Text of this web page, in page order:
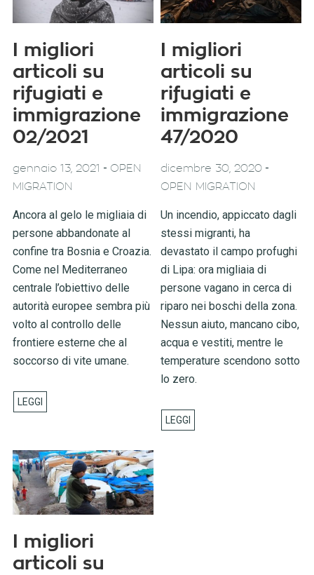
I migliori
articoli su
rifugiati e
immigrazione
02/2021
gennaio 13, 2021 - OPEN
MIGRATION
Ancora al gelo le migliaia di
persone abbandonate al
confine tra Bosnia e Croazia.
Come nel Mediterraneo
centrale l’obiettivo delle
autorità europee sembra più
volto al controllo delle
frontiere esterne che al
soccorso di vite umane.
I migliori
articoli su
rifugiati e
immigrazione
47/2020
dicembre 30, 2020 -
OPEN MIGRATION
Un incendio, appiccato dagli
stessi migranti, ha
devastato il campo profughi
di Lipa: ora migliaia di
persone vagano in cerca di
riparo nei boschi della zona.
Nessun aiuto, mancano cibo,
acqua e vestiti, mentre le
temperature scendono sotto
lo zero.
I migliori
articoli su